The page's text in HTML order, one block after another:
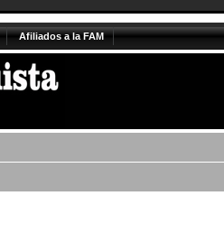
Afiliados a la FAM